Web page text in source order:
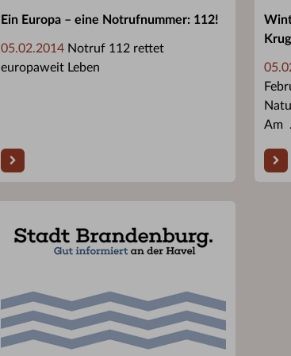
Ein Europa – eine Notrufnummer: 112!
05.02.2014 Notruf 112 rettet
europaweit Leben
Am